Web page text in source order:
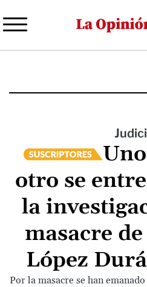
al
otro se
la
masacre
López
Por la masacre se han